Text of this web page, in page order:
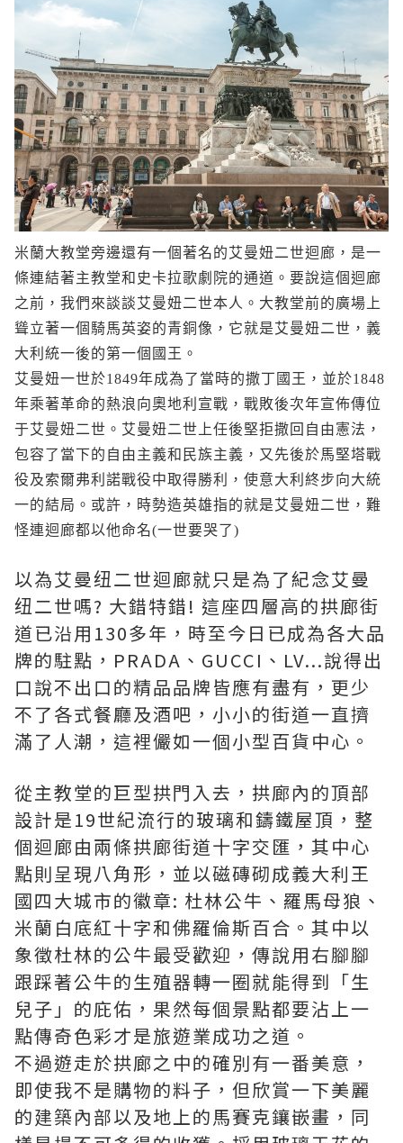
米蘭大教堂旁邊還有一個著名的艾曼妞二世迴廊，是一
條連結著主教堂和史卡拉歌劇院的通道。要說這個迴廊
之前，我們來談談艾曼妞二世本人。大教堂前的廣場上
聳立著一個騎馬英姿的青銅像，它就是艾曼妞二世，義
大利統一後的第一個國王。
艾曼妞一世於1849年成為了當時的撒丁國王，並於1848
年乘著革命的熱浪向奧地利宣戰，戰敗後次年宣佈傳位
于艾曼妞二世。艾曼妞二世上任後堅拒撒回自由憲法，
包容了當下的自由主義和民族主義，又先後於馬堅塔戰
役及索爾弗利諾戰役中取得勝利，使意大利終步向大統
一的結局。或許，時勢造英雄指的就是艾曼妞二世，難
怪連迴廊都以他命名(一世要哭了)
以為艾曼纽二世迴廊就只是為了紀念艾曼
纽二世嗎? 大錯特錯! 這座四層高的拱廊街
道已沿用130多年，時至今日已成為各大品
牌的駐點，PRADA、GUCCI、LV...說得出
口說不出口的精品品牌皆應有盡有，更少
不了各式餐廳及酒吧，小小的街道一直擠
滿了人潮，這裡儼如一個小型百貨中心。
從主教堂的巨型拱門入去，拱廊內的頂部
設計是19世紀流行的玻璃和鑄鐵屋頂，整
個迴廊由兩條拱廊街道十字交匯，其中心
點則呈現八角形，並以磁磚砌成義大利王
國四大城市的徽章: 杜林公牛、羅馬母狼、
米蘭白底紅十字和佛羅倫斯百合。其中以
象徵杜林的公牛最受歡迎，傳說用右腳腳
跟踩著公牛的生殖器轉一圈就能得到「生
兒子」的庇佑，果然每個景點都要沾上一
點傳奇色彩才是旅遊業成功之道。
不過遊走於拱廊之中的確別有一番美意，
即使我不是購物的料子，但欣賞一下美麗
的建築內部以及地上的馬賽克鑲嵌畫，同